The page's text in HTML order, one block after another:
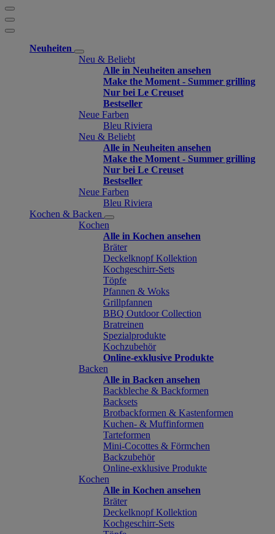
Neuheiten
Neu & Beliebt
Alle in Neuheiten ansehen
Make the Moment - Summer grilling
Nur bei Le Creuset
Bestseller
Neue Farben
Bleu Riviera
Neu & Beliebt
Alle in Neuheiten ansehen
Make the Moment - Summer grilling
Nur bei Le Creuset
Bestseller
Neue Farben
Bleu Riviera
Kochen & Backen
Kochen
Alle in Kochen ansehen
Bräter
Deckelknopf Kollektion
Kochgeschirr-Sets
Töpfe
Pfannen & Woks
Grillpfannen
BBQ Outdoor Collection
Bratreinen
Spezialprodukte
Kochzubehör
Online-exklusive Produkte
Backen
Alle in Backen ansehen
Backbleche & Backformen
Backsets
Brotbackformen & Kastenformen
Kuchen- & Muffinformen
Tarteformen
Mini-Cocottes & Förmchen
Backzubehör
Online-exklusive Produkte
Kochen
Alle in Kochen ansehen
Bräter
Deckelknopf Kollektion
Kochgeschirr-Sets